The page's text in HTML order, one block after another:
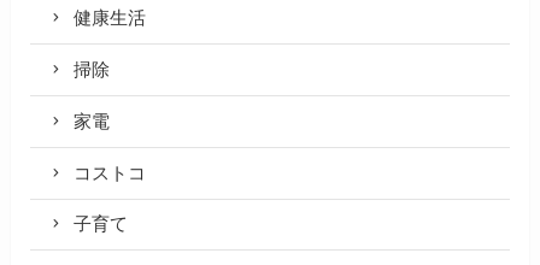
健康生活
掃除
家電
コストコ
子育て